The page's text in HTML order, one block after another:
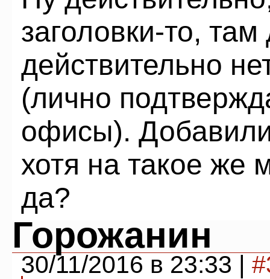
заголовки-то, там
действительно
(лично
офисы).
хотя на такое же
да?
Горожанин
30/11/2016 в 23:33 |